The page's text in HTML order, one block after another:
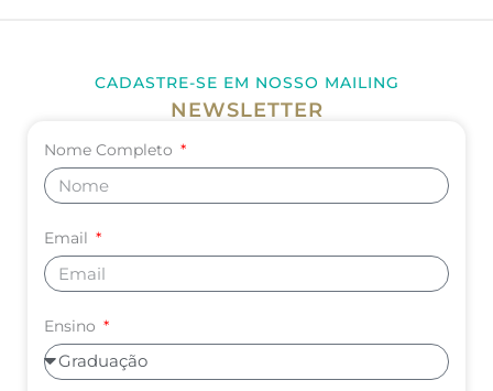
CADASTRE-SE EM NOSSO MAILING
NEWSLETTER
Nome Completo
Email
Ensino